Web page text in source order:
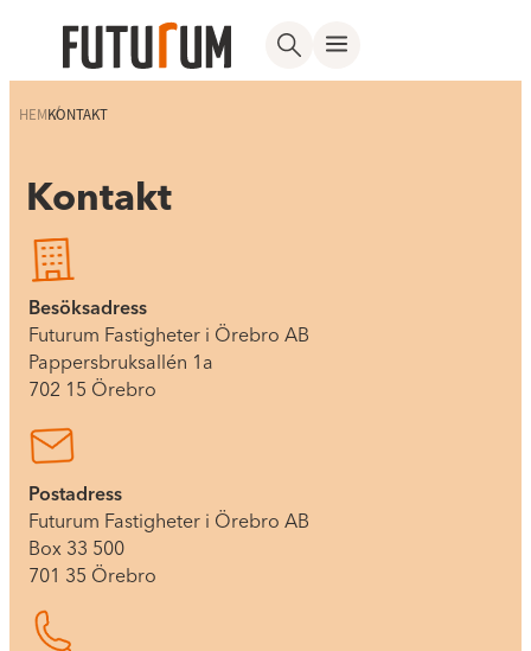
HEMKONTAKT
Kontakt
Besöksadress
Futurum Fastigheter i Örebro AB
Pappersbruksallén 1a
702 15 Örebro
Postadress
Futurum Fastigheter i Örebro AB
Box 33 500
701 35 Örebro